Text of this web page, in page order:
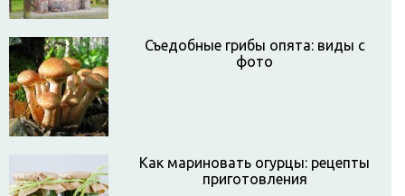
Съедобные грибы опята: виды с
фото
Как мариновать огурцы: рецепты
приготовления